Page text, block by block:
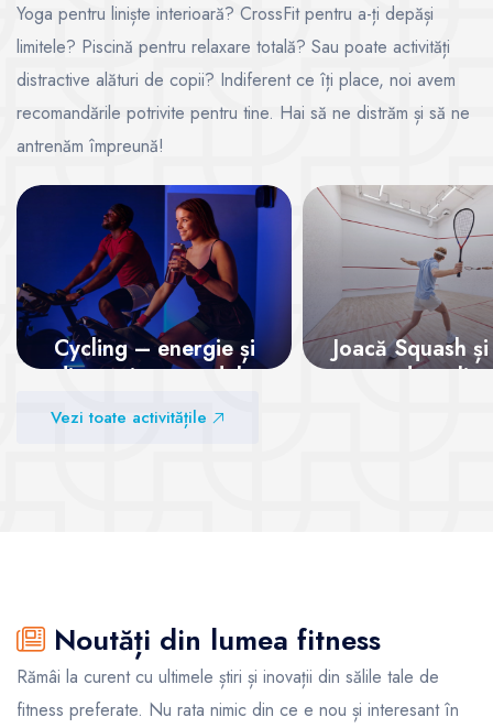
Yoga pentru liniște interioară? CrossFit pentru a-ți depăși
limitele? Piscină pentru relaxare totală? Sau poate activități
distractive alături de copii? Indiferent ce îți place, noi avem
recomandările potrivite pentru tine. Hai să ne distrăm și să ne
antrenăm împreună!
Cycling – energie și
distracție pe pedale
Joacă Squash
adrenalina
Vezi toate activitățile
Noutăți din lumea fitness
Rămâi la curent cu ultimele știri și inovații din sălile tale de
fitness preferate. Nu rata nimic din ce e nou și interesant în